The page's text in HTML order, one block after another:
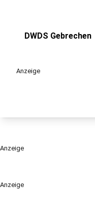
Anzeige
DWDS Gebrechen
Anzeige
Anzeige